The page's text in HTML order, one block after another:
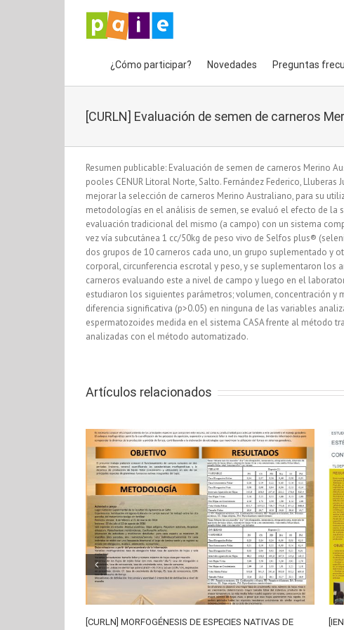
¿Cómo participar? Novedades Preguntas
[CURLN] Evaluación de semen de carneros
Resumen publicable: Evaluación de semen de carneros Merino
pooles CENUR Litoral Norte, Salto. Fernández Federico,
mejorar la selección de carneros Merino Australiano, para su
metodologías en el análisis de semen, se evaluó el efecto de
evaluación tradicional del mismo (a campo) con un sistema
vez vía subcutánea 1 cc/50kg de peso vivo de Selfos plus®
dos grupos de 10 carneros cada uno, un grupo suplementado
corporal, circunferencia escrotal y peso, y se suplementaron
carneros evaluando este a nivel de campo y luego en el
estudiaron los siguientes parámetros; volumen, concentración
diferencia significativa (p>0.05) en ninguna de las variables
espermatozoides medida en el sistema CASA frente al método
analizadas con el método automatizado.
Artículos relacionados
[CURLN] MORFOGÉNESIS DE ESPECIES NATIVAS DE